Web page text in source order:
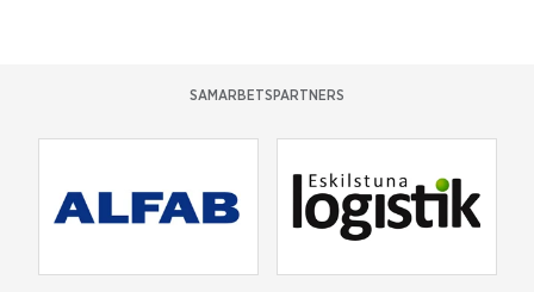
SAMARBETSPARTNERS